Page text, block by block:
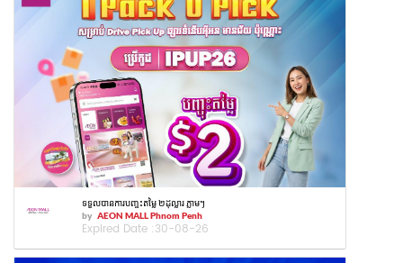
ទទួលបានការបញ្ចុះតម្លៃ ២ដុល្លារ ភ្លាមៗ
by AEON MALL Phnom Penh
Expired Date :30-08-26